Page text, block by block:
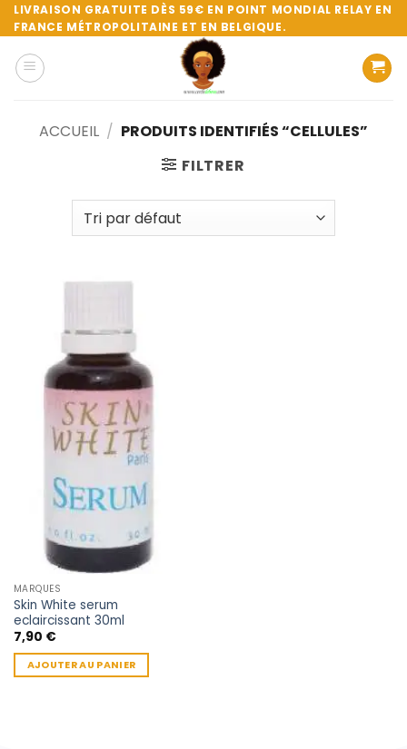
Passer
au
contenu
LIVRAISON GRATUITE DÈS 59€ EN POINT MONDIAL RELAY EN
FRANCE MÉTROPOLITAINE ET EN BELGIQUE.
ACCUEIL / PRODUITS IDENTIFIÉS “CELLULES”
FILTRER
MARQUES
Skin White serum
eclaircissant 30ml
7,90 €
AJOUTER AU PANIER